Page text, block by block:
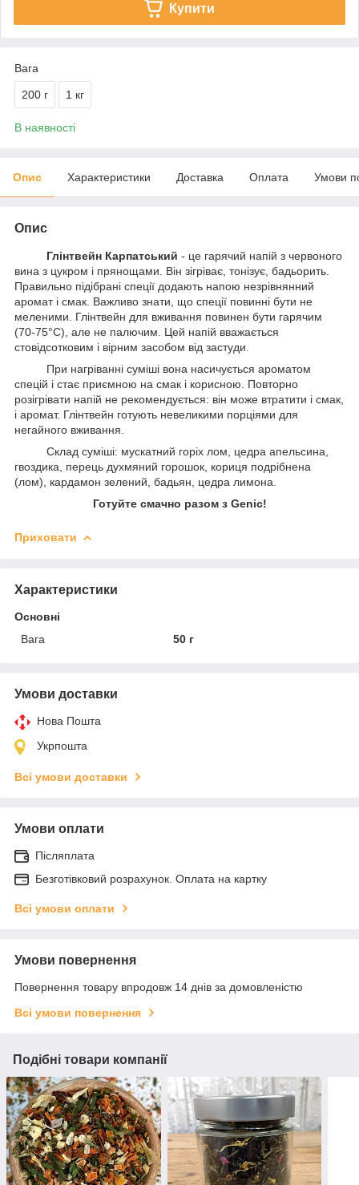
Купити
Вага
200 г 1 кг
В наявності
Опис Характеристики Доставка Оплата Умови
Опис
Глінтвейн Карпатський - це гарячий напій з червоного
вина з цукром і прянощами. Він зігріває, тонізує, бадьорить.
Правильно підібрані спеції додають напою незрівнянний
аромат і смак. Важливо знати, що спеції повинні бути не
меленими. Глінтвейн для вживання повинен бути гарячим
(70-75°С), але не палючим. Цей напій вважається
стовідсотковим і вірним засобом від застуди.
При нагріванні суміші вона насичується ароматом
спецій і стає приємною на смак і корисною. Повторно
розігрівати напій не рекомендується: він може втратити і смак,
і аромат. Глінтвейн готують невеликими порціями для
негайного вживання.
Склад суміші: мускатний горіх лом, цедра апельсина,
гвоздика, перець духмяний горошок, кориця подрібнена
(лом), кардамон зелений, бадьян, цедра лимона.
Готуйте смачно разом з Genic!
Приховати
Характеристики
Основні
Вага
50 г
Умови доставки
Нова Пошта
Укрпошта
Всі умови доставки
Умови оплати
Післяплата
Безготівковий розрахунок. Оплата на картку
Всі умови оплати
Умови повернення
Повернення товару впродовж 14 днів за домовленістю
Всі умови повернення
Подібні товари компанії